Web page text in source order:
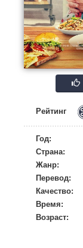
Рейтинг
Год:
Страна:
Жанр:
Перевод:
Качество:
Время:
Возраст: